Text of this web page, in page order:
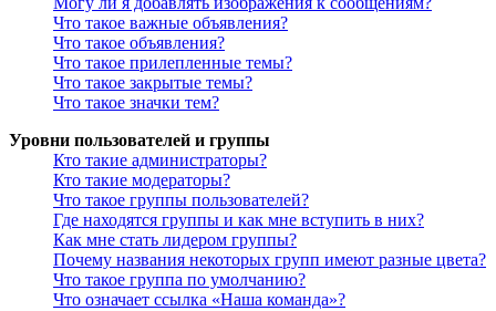
Что такое важные объявления?
Что такое объявления?
Что такое прилепленные темы?
Что такое закрытые темы?
Что такое значки тем?
Уровни пользователей и группы
Кто такие администраторы?
Кто такие модераторы?
Что такое группы пользователей?
Где находятся группы и как мне вступить в них?
Как мне стать лидером группы?
Почему названия некоторых групп имеют разные цвета?
Что такое группа по умолчанию?
Что означает ссылка «Наша команда»?